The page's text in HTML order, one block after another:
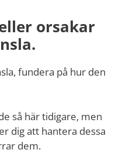
orsakar
fundera på hur den
så här tidigare, men
dig att hantera dessa
dem.